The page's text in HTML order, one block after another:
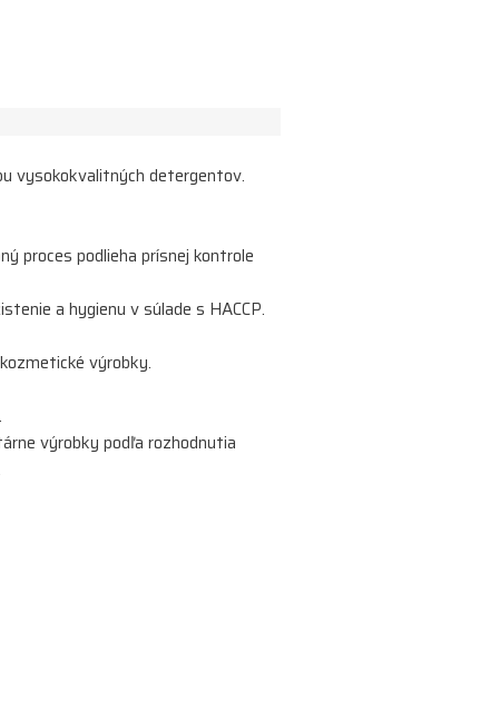
vysokokvalitných detergentov.
proces podlieha prísnej kontrole
a hygienu v súlade s HACCP.
výrobky.
výrobky podľa rozhodnutia